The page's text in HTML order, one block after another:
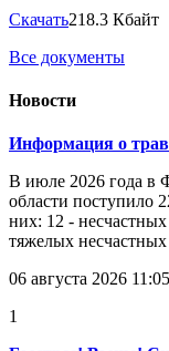
Скачать218.3 Кбайт
Все документы
Новости
Информация о
В июле 2026 года в
области поступило
них: 12 -
тяжелых несчастных
06 августа 2026 11:05
1